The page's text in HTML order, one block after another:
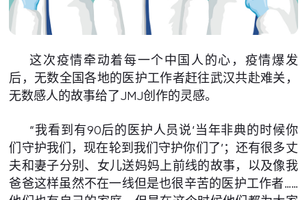
这次疫情牵动着每一个中国人的心，疫情爆发
后，无数全国各地的医护工作者赶往武汉共赴难关，
无数感人的故事给了JMJ创作的灵感。
“我看到有90后的医护人员说‘当年非典的时候你
们守护我们，现在轮到我们守护你们了’；还有很多丈
夫和妻子分别、女儿送妈妈上前线的故事，以及像我
爸爸这样虽然不在一线但是也很辛苦的医护工作者……